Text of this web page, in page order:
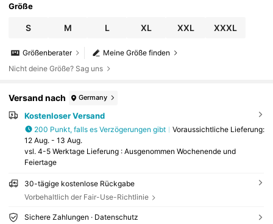
Größe
S M L XL XXL XXXL
Meine Größe finden
Größenberater
Nicht deine Größe? Sag uns
Versand nach Germany
Kostenloser Versand
200 Punkt, falls es Verzögerungen gibt
Voraussichtliche Lieferung:
12 Aug. - 13 Aug.
vsl. 4-5 Werktage Lieferung : Ausgenommen Wochenende und
Feiertage
30-tägige kostenlose Rückgabe
Vorbehaltlich der Fair-Use-Richtlinie
Sichere Zahlungen · Datenschutz